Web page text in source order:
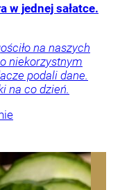
w jednej sałatce.
na naszych
niekorzystnym
podali dane.
na co dzień.